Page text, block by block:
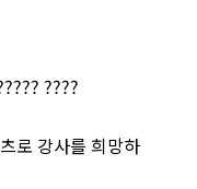
????
로 강사를 희망하